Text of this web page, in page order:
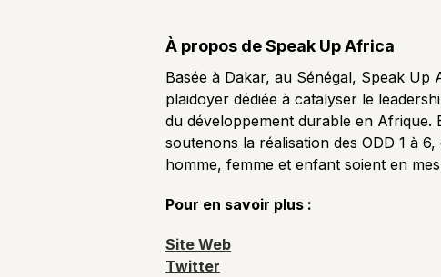
À propos de Speak Up Africa
Basée à Dakar, au Sénégal, Speak
plaidoyer dédiée à catalyser le
du développement durable en Afrique.
soutenons la réalisation des ODD 1 à
homme, femme et enfant soient en
Pour en savoir plus :
Site Web
Twitter